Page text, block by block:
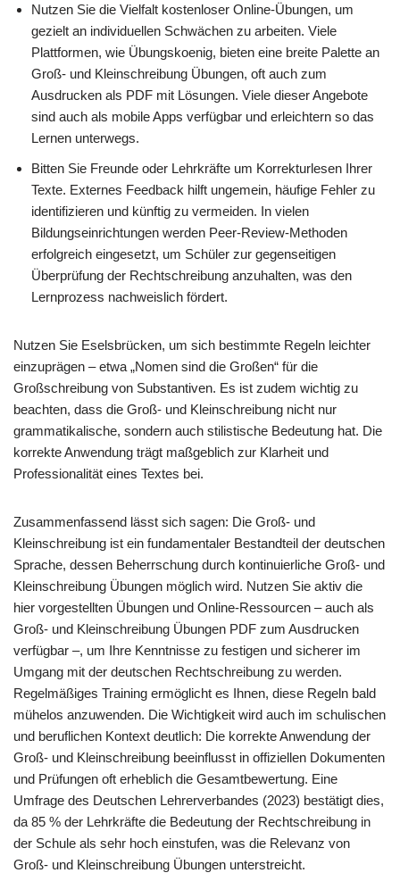
Nutzen Sie die Vielfalt kostenloser Online-Übungen, um
gezielt an individuellen Schwächen zu arbeiten. Viele
Plattformen, wie Übungskoenig, bieten eine breite Palette an
Groß- und Kleinschreibung Übungen, oft auch zum
Ausdrucken als PDF mit Lösungen. Viele dieser Angebote
sind auch als mobile Apps verfügbar und erleichtern so das
Lernen unterwegs.
Bitten Sie Freunde oder Lehrkräfte um Korrekturlesen Ihrer
Texte. Externes Feedback hilft ungemein, häufige Fehler zu
identifizieren und künftig zu vermeiden. In vielen
Bildungseinrichtungen werden Peer-Review-Methoden
erfolgreich eingesetzt, um Schüler zur gegenseitigen
Überprüfung der Rechtschreibung anzuhalten, was den
Lernprozess nachweislich fördert.
Nutzen Sie Eselsbrücken, um sich bestimmte Regeln leichter
einzuprägen – etwa „Nomen sind die Großen“ für die
Großschreibung von Substantiven. Es ist zudem wichtig zu
beachten, dass die Groß- und Kleinschreibung nicht nur
grammatikalische, sondern auch stilistische Bedeutung hat. Die
korrekte Anwendung trägt maßgeblich zur Klarheit und
Professionalität eines Textes bei.
Zusammenfassend lässt sich sagen: Die Groß- und
Kleinschreibung ist ein fundamentaler Bestandteil der deutschen
Sprache, dessen Beherrschung durch kontinuierliche Groß- und
Kleinschreibung Übungen möglich wird. Nutzen Sie aktiv die
hier vorgestellten Übungen und Online-Ressourcen – auch als
Groß- und Kleinschreibung Übungen PDF zum Ausdrucken
verfügbar –, um Ihre Kenntnisse zu festigen und sicherer im
Umgang mit der deutschen Rechtschreibung zu werden.
Regelmäßiges Training ermöglicht es Ihnen, diese Regeln bald
mühelos anzuwenden. Die Wichtigkeit wird auch im schulischen
und beruflichen Kontext deutlich: Die korrekte Anwendung der
Groß- und Kleinschreibung beeinflusst in offiziellen Dokumenten
und Prüfungen oft erheblich die Gesamtbewertung. Eine
Umfrage des Deutschen Lehrerverbandes (2023) bestätigt dies,
da 85 % der Lehrkräfte die Bedeutung der Rechtschreibung in
der Schule als sehr hoch einstufen, was die Relevanz von
Groß- und Kleinschreibung Übungen unterstreicht.